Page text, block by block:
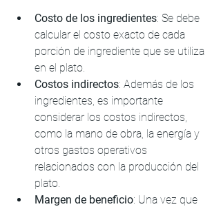
Costo de los ingredientes: Se debe
calcular el costo exacto de cada
porción de ingrediente que se utiliza
en el plato.
Costos indirectos: Además de los
ingredientes, es importante
considerar los costos indirectos,
como la mano de obra, la energía y
otros gastos operativos
relacionados con la producción del
plato.
Margen de beneficio: Una vez que